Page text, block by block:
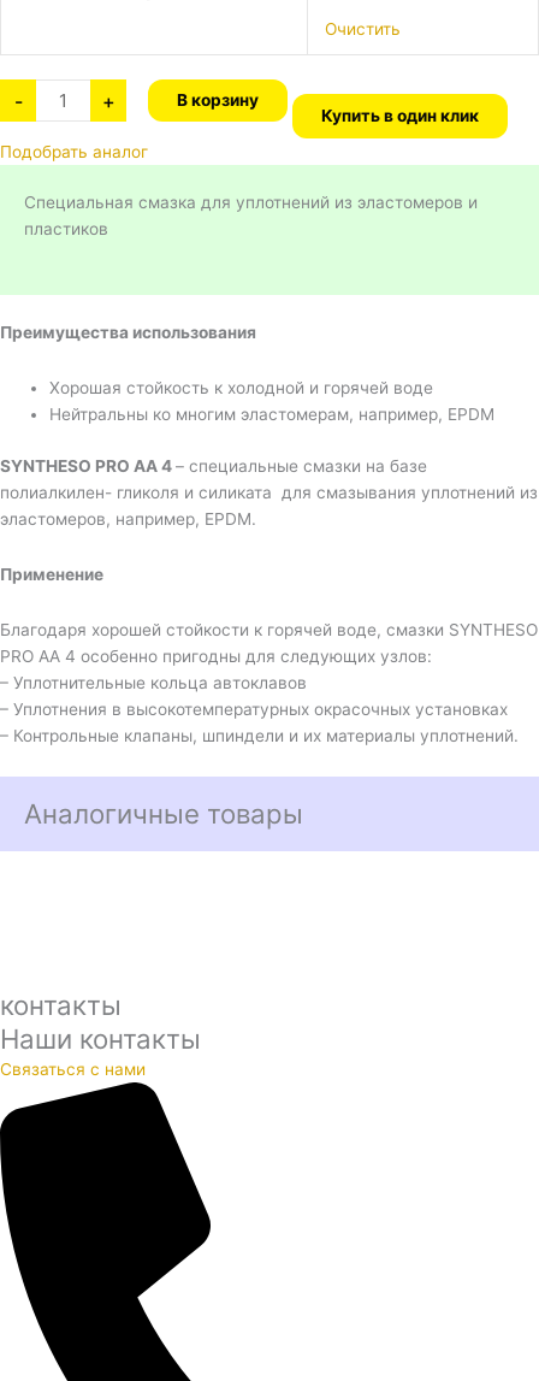
Очистить
- +
В корзину
Купить в один клик
Подобрать аналог
Специальная смазка для уплотнений из эластомеров и
пластиков
Преимущества использования
Хорошая стойкость к холодной и горячей воде
Нейтральны ко многим эластомерам, например, EPDM
SYNTHESO PRO AA 4– специальные смазки на базе
полиалкилен- гликоля и силиката для смазывания уплотнений из
эластомеров, например, EPDM.
Применение
Благодаря хорошей стойкости к горячей воде, смазки SYNTHESO
PRO AA 4 особенно пригодны для следующих узлов:
– Уплотнительные кольца автоклавов
– Уплотнения в высокотемпературных окрасочных установках
– Контрольные клапаны, шпиндели и их материалы уплотнений.
Аналогичные товары
контакты
Наши контакты
Связаться с нами